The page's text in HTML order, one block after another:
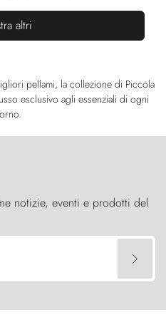
altri
pellami, la collezione di Piccola
esclusivo agli essenziali di ogni
notizie, eventi e prodotti del